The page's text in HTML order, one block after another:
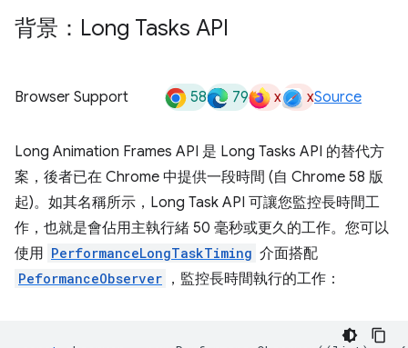
背景：Long Tasks API
Browser Support 58 79 x xSource
Long Animation Frames API 是 Long Tasks API 的替代方
案，後者已在 Chrome 中提供一段時間 (自 Chrome 58 版
起)。如其名稱所示，Long Task API 可讓您監控長時間工
作，也就是會佔用主執行緒 50 毫秒或更久的工作。您可以
使用 PerformanceLongTaskTiming 介面搭配
PeformanceObserver ，監控長時間執行的工作：